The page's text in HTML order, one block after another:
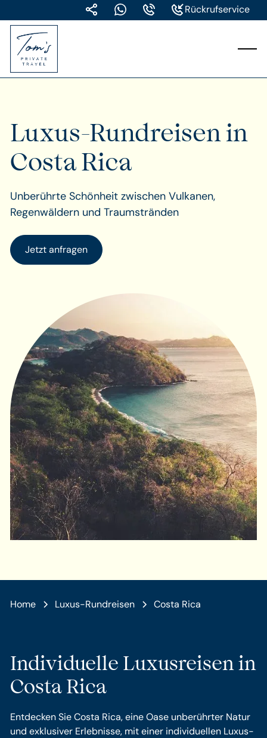
Rückrufservice
Luxus-Rundreisen in
Costa Rica
Unberührte Schönheit zwischen Vulkanen,
Regenwäldern und Traumstränden
Jetzt anfragen
Home Luxus-Rundreisen Costa Rica
Individuelle Luxusreisen in
Costa Rica
Entdecken Sie Costa Rica, eine Oase unberührter Natur
und exklusiver Erlebnisse, mit einer individuellen Luxus-